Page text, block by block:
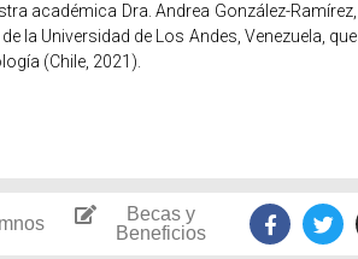
académica Dra. Andrea González-Ramírez,
la Universidad de Los Andes, Venezuela, que
(Chile, 2021).
Becas y
Beneficios